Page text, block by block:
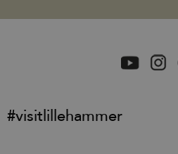
#visitlillehammer